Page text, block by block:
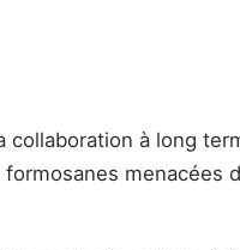
à long
menacées